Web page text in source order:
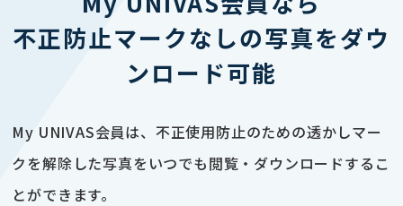
不正防止マークなしの写真をダウ
ンロード可能
My UNIVAS会員は、不正使用防止のための透かしマー
クを解除した写真をいつでも閲覧・ダウンロードするこ
とができます。